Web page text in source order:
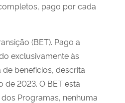
pago por cada
(BET). Pago a
exclusivamente às
benefícios, descrita
de 2023. O BETestá
Programas, nenhuma